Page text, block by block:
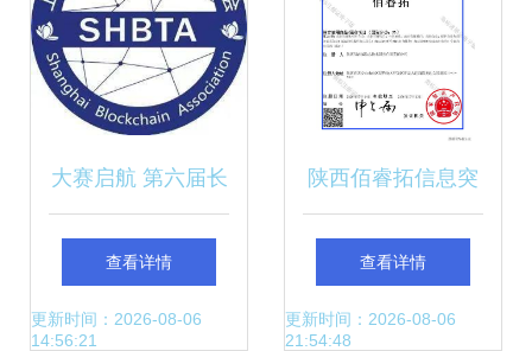
大赛启航 第六届长
三角区块链应用创
新大赛邀您参加
查看详情
更新时间：2026-08-06
14:56:21
陕西佰睿拓信息突
破增值电信业务门
槛，获官方许可构
查看详情
更新时间：2026-08-06
21:54:48